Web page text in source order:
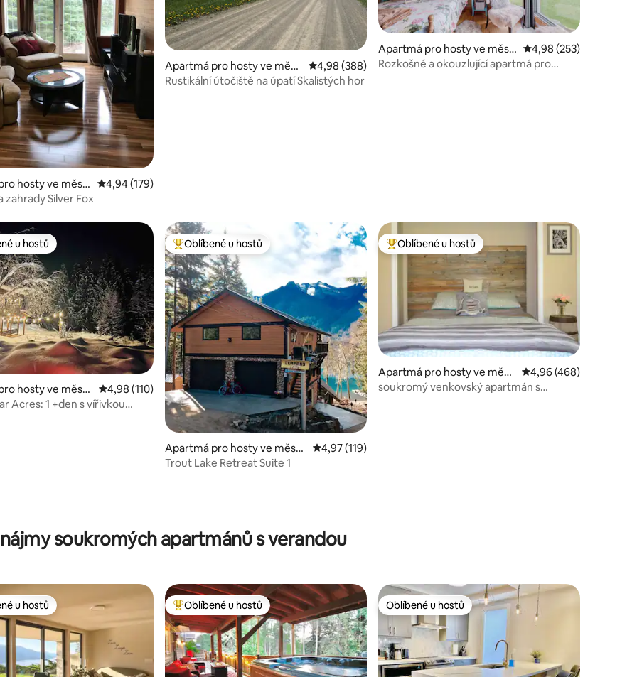
z 5, 230 hodnocení
hosty ve měst
Park
Průměrné hodnocení 4,94 z 5, 179 hodnocení
4,94 (179)
zahrady Silver Fox
Apartmá pro hosty ve měst
ě Pincher Creek
Průměrné hodnocení 4,98 z 5, 388 hodnocení
4,98 (388)
Rustikální útočiště na úpatí Skalistých hor
Apartmá pro hosty ve měst
ě Bragg Creek
Průměrné hodnocení
4,98 (253)
Rozkošné a okouzlující apartmá pro
z 5, 218 hodnocení
kategorii Oblíbené u hostů
u hostů
hosty ve městě
Průměrné hodnocení 4,98 z 5, 110 hodnocení
4,98 (110)
Acres: 1 +den s vířivkou
Nejlepší v kategorii Oblíbené u hostů
Oblíbené u hostů
Apartmá pro hosty ve městě
Trout Lake
Průměrné hodnocení 4,97 z 5, 119 hodnocení
4,97 (119)
Trout Lake Retreat Suite 1
Nejlepší v kategorii Oblíbené u hostů
Oblíbené u hostů
Apartmá pro hosty ve měst
ě Creston
Průměrné hodnocení
4,96 (468)
soukromý venkovský apartmán s
soukromých apartmánů s verandou
kategorii Oblíbené u hostů
u hostů Nejlepší v kategorii Oblíbené u hostů
Oblíbené u hostů Oblíbené u hostů
Oblíbené u hostů